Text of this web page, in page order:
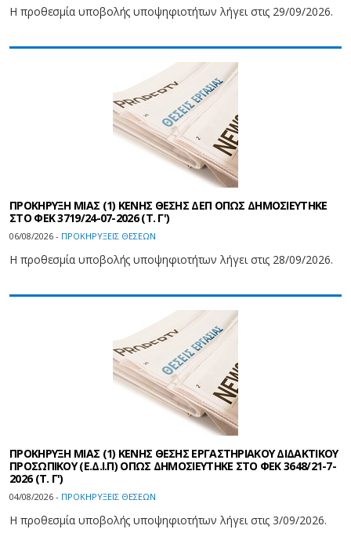
Η προθεσμία υποβολής υποψηφιοτήτων λήγει στις 29/09/2026.
ΠΡΟΚΗΡΥΞΗ ΜΙΑΣ (1) ΚΕΝΗΣ ΘΕΣΗΣ ΔΕΠ ΟΠΩΣ ΔΗΜΟΣΙΕΥΤΗΚΕ
ΣΤΟ ΦEK 3719/24-07-2026 (Τ. Γ')
06/08/2026 - ΠΡΟΚΗΡΥΞΕΙΣ ΘΕΣΕΩΝ
Η προθεσμία υποβολής υποψηφιοτήτων λήγει στις 28/09/2026.
ΠΡΟΚΗΡΥΞΗ ΜΙΑΣ (1) ΚΕΝΗΣ ΘΕΣΗΣ ΕΡΓΑΣΤΗΡΙΑΚΟΥ ΔΙΔΑΚΤΙΚΟΥ
ΠΡΟΣΩΠΙΚΟΥ (Ε.Δ.Ι.Π) ΟΠΩΣ ΔΗΜΟΣΙΕΥΤΗΚΕ ΣΤΟ ΦEK 3648/21-7-
2026 (Τ. Γ')
04/08/2026 - ΠΡΟΚΗΡΥΞΕΙΣ ΘΕΣΕΩΝ
Η προθεσμία υποβολής υποψηφιοτήτων λήγει στις 3/09/2026.